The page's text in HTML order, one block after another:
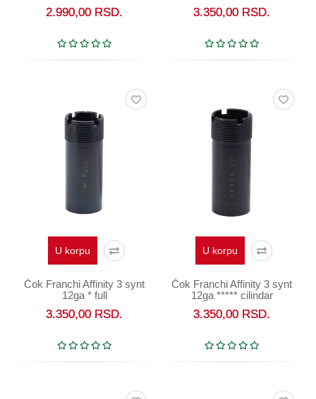
2.990,00 RSD. 3.350,00 RSD.
U korpu
Čok Franchi Affinity 3 synt
12ga * full
3.350,00 RSD.
U korpu
Čok Franchi Affinity 3 synt
12ga ***** cilindar
3.350,00 RSD.